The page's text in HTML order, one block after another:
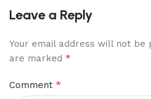
Leave a Reply
Your email address will not be
are marked *
Comment *